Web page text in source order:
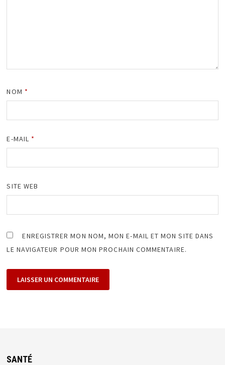
NOM *
E-MAIL *
SITE WEB
ENREGISTRER MON NOM, MON E-MAIL ET MON SITE DANS
LE NAVIGATEUR POUR MON PROCHAIN COMMENTAIRE.
SANTÉ